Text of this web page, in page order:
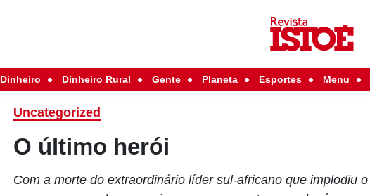
Dinheiro Dinheiro Rural Gente Planeta Esportes Menu
Uncategorized
O último herói
Com a morte do extraordinário líder sul-africano que implodiu